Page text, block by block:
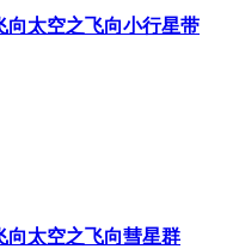
向太空之飞向小行星带
向太空之飞向彗星群